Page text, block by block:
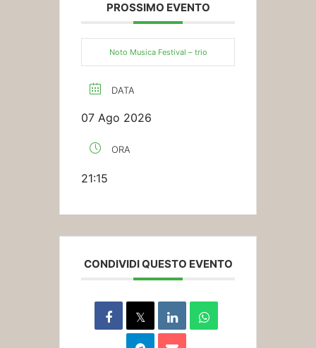
PROSSIMO EVENTO
Noto Musica Festival – trio
DATA
07 Ago 2026
ORA
21:15
CONDIVIDI QUESTO EVENTO